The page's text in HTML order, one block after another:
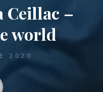
Ceillac –
world
2020